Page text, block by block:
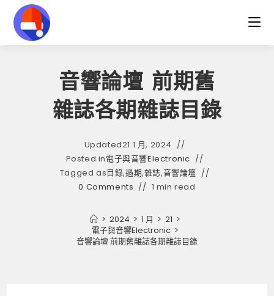
content
音響論壇 前期舊
雜誌各期雜誌目錄
Updated21 1 月, 2024
Posted in電子與音響Electronic
Tagged as目錄,過期,雜誌,音響論壇
0 Comments
1 min read
> 2024 > 1 月 > 21 >
電子與音響Electronic >
音響論壇 前期舊雜誌各期雜誌目錄